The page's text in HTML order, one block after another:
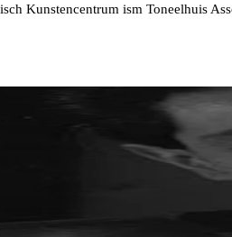
Kunstencentrum ism Toneelhuis